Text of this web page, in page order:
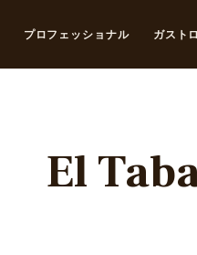
プロフェッショナル ガスト
El